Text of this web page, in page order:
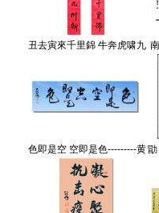
丑去寅來千里錦 牛奔虎啸九
色即是空 空即是色---------黄
超群(厦门)原国光中学教师
【书法作品】